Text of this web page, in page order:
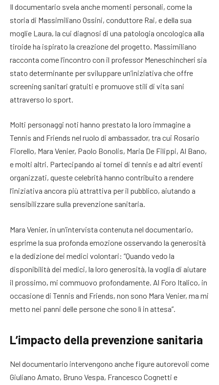
Il documentario svela anche momenti personali, come la
storia di Massimiliano Ossini, conduttore Rai, e della sua
moglie Laura, la cui diagnosi di una patologia oncologica alla
tiroide ha ispirato la creazione del progetto. Massimiliano
racconta come l’incontro con il professor Meneschincheri sia
stato determinante per sviluppare un’iniziativa che offre
screening sanitari gratuiti e promuove stili di vita sani
attraverso lo sport.
Molti personaggi noti hanno prestato la loro immagine a
Tennis and Friends nel ruolo di ambassador, tra cui Rosario
Fiorello, Mara Venier, Paolo Bonolis, Maria De Filippi, Al Bano,
e molti altri. Partecipando ai tornei di tennis e ad altri eventi
organizzati, queste celebrità hanno contribuito a rendere
l’iniziativa ancora più attrattiva per il pubblico, aiutando a
sensibilizzare sulla prevenzione sanitaria.
Mara Venier, in un’intervista contenuta nel documentario,
esprime la sua profonda emozione osservando la generosità
e la dedizione dei medici volontari: “Quando vedo la
disponibilità dei medici, la loro generosità, la voglia di aiutare
il prossimo, mi commuovo profondamente. Al Foro Italico, in
occasione di Tennis and Friends, non sono Mara Venier, ma mi
metto nei panni delle persone che sono lì in attesa”.
L’impacto della prevenzione sanitaria
Nel documentario intervengono anche figure autorevoli come
Giuliano Amato, Bruno Vespa, Francesco Cognetti e